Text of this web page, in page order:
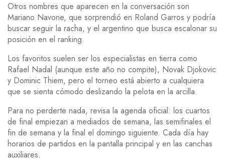
Otros nombres que aparecen en la conversación son
Mariano Navone, que sorprendió en Roland Garros y podría
buscar seguir la racha, y el argentino que busca escalonar su
posición en el ranking.
Los favoritos suelen ser los especialistas en tierra como
Rafael Nadal (aunque este año no compite), Novak Djokovic
y Dominic Thiem, pero el torneo está abierto a cualquiera
que se sienta cómodo deslizando la pelota en la arcilla.
Para no perderte nada, revisa la agenda oficial: los cuartos
de final empiezan a mediados de semana, las semifinales el
fin de semana y la final el domingo siguiente. Cada día hay
horarios de partidos en la pantalla principal y en las canchas
auxiliares.